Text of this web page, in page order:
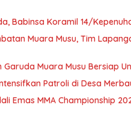
Babinsa Koramil 14/
Muara Musu, Tim
Muara Musu Bersiap
Patroli di Desa
Emas MMA Championship